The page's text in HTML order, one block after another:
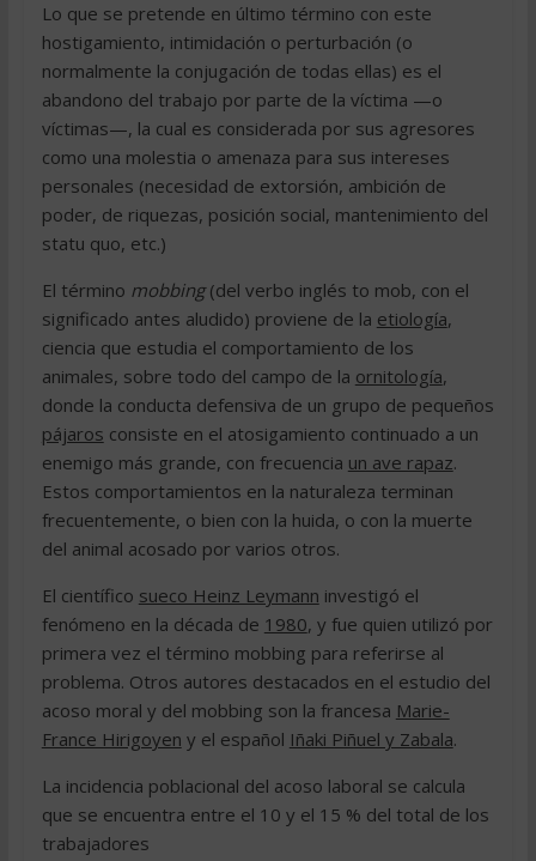
Lo que se pretende en último término con este
hostigamiento, intimidación o perturbación (o
normalmente la conjugación de todas ellas) es el
abandono del trabajo por parte de la víctima —o
víctimas—, la cual es considerada por sus agresores
como una molestia o amenaza para sus intereses
personales (necesidad de extorsión, ambición de
poder, de riquezas, posición social, mantenimiento del
statu quo, etc.)
El término mobbing(del verbo inglés to mob, con el
significado antes aludido) proviene de la etiología,
ciencia que estudia el comportamiento de los
animales, sobre todo del campo de la ornitología,
donde la conducta defensiva de un grupo de pequeños
pájaros consiste en el atosigamiento continuado a un
enemigo más grande, con frecuencia un ave rapaz.
Estos comportamientos en la naturaleza terminan
frecuentemente, o bien con la huida, o con la muerte
del animal acosado por varios otros.
El científico sueco Heinz Leymann investigó el
fenómeno en la década de 1980, y fue quien utilizó por
primera vez el término mobbing para referirse al
problema. Otros autores destacados en el estudio del
acoso moral y del mobbing son la francesa Marie-
France Hirigoyen y el español Iñaki Piñuel y Zabala.
La incidencia poblacional del acoso laboral se calcula
que se encuentra entre el 10 y el 15 % del total de los
trabajadores